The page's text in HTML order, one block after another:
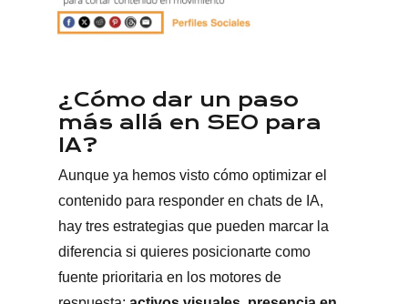
¿Cómo dar un paso
más allá en SEO para
IA?
Aunque ya hemos visto cómo optimizar el
contenido para responder en chats de IA,
hay tres estrategias que pueden marcar la
diferencia si quieres posicionarte como
fuente prioritaria en los motores de